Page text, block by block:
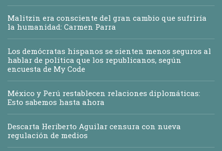
Malitzin era consciente del gran cambio que sufriría
la humanidad: Carmen Parra
Los demócratas hispanos se sienten menos seguros al
hablar de política que los republicanos, según
encuesta de My Code
México y Perú restablecen relaciones diplomáticas:
Esto sabemos hasta ahora
Descarta Heriberto Aguilar censura con nueva
regulación de medios